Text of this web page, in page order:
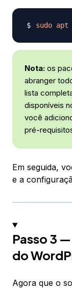
sudo apt
Nota: os
abranger
lista
disponíveis
você
pré-
Em seguida,
e a
Passo 3
do
Agora que o